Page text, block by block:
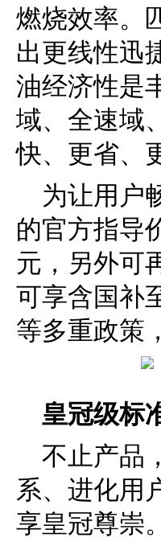
燃烧效率。
出更线性迅
油经济性是
域、全速域
快、更省、
为让用户
的官方指导
元，另外可
可享含国补
等多重政策
皇冠级标
不止产品
系、进化用
享皇冠尊崇。